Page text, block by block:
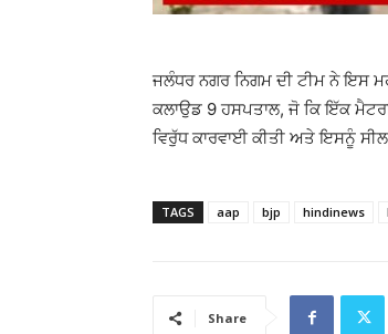
ਜਲੰਧਰ ਨਗਰ ਨਿਗਮ ਦੀ ਟੀਮ ਨੇ ਇਸ
ਕਲਾਉਡ 9 ਹਸਪਤਾਲ, ਜੋ ਕਿ ਇੱਕ
ਵਿਰੁੱਧ ਕਾਰਵਾਈ ਕੀਤੀ ਅਤੇ ਇਸਨੂੰ ਸੀਲ
TAGS aap bjp hindinews
Share